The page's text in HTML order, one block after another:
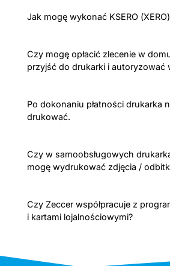
Jak mogę wykonać KSERO
Czy mogę opłacić zlecenie w
przyjść do drukarki i autoryzować
Po dokonaniu płatności drukarka
drukować.
Czy w samoobsługowych
mogę wydrukować zdjęcia /
Czy Zeccer współpracuje z
i kartami lojalnościowymi?